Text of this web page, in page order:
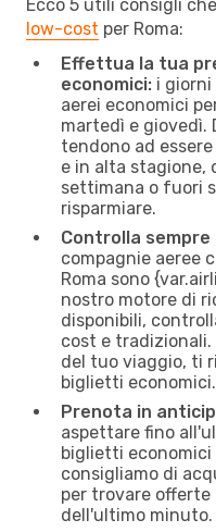
Ecco 5 utili consigli
low-cost per Roma:
Effettua la tua
economici: i
aerei economici
martedì e giovedì.
tendono ad
e in alta stagione,
settimana o fuori
risparmiare.
Controlla
compagnie aeree
Roma sono
nostro motore di
disponibili,
cost e tradizionali.
del tuo viaggio, ti
biglietti economici.
Prenota in
aspettare fino
biglietti economici
consigliamo di
per trovare offerte
dell'ultimo minuto.